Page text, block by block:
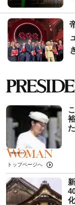
トップページへ